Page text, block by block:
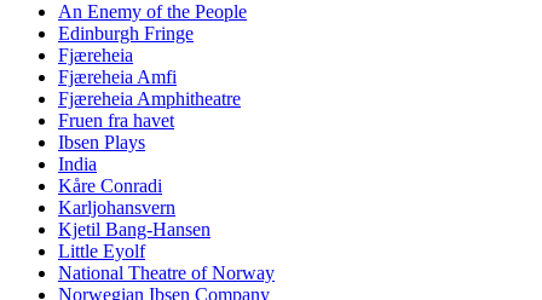
An Enemy of the People
Edinburgh Fringe
Fjæreheia
Fjæreheia Amfi
Fjæreheia Amphitheatre
Fruen fra havet
Ibsen Plays
India
Kåre Conradi
Karljohansvern
Kjetil Bang-Hansen
Little Eyolf
National Theatre of Norway
Norwegian Ibsen Company